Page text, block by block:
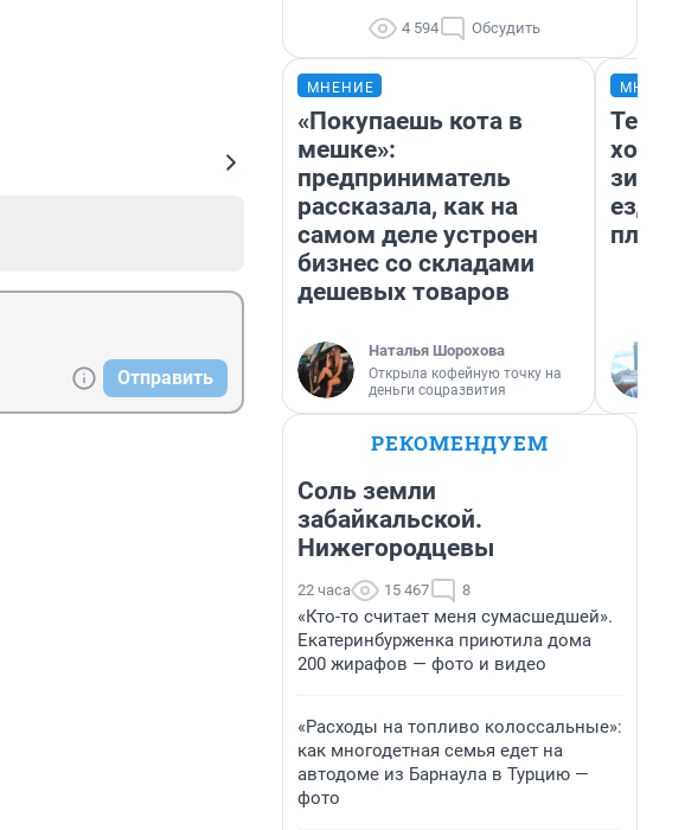
Отправить
4 594 Обсудить
МНЕНИЕ
«Покупаешь кота в
мешке»:
предприниматель
рассказала, как на
самом деле устроен
бизнес со складами
дешевых товаров
Наталья Шорохова
Открыла кофейную точку на
деньги соцразвития
ездит
РЕКОМЕНДУЕМ
Соль земли
забайкальской.
Нижегородцевы
22 часа 15 467 8
«Кто-то считает меня сумасшедшей».
Екатеринбурженка приютила дома
200 жирафов — фото и видео
«Расходы на топливо колоссальные»:
как многодетная семья едет на
автодоме из Барнаула в Турцию —
фото